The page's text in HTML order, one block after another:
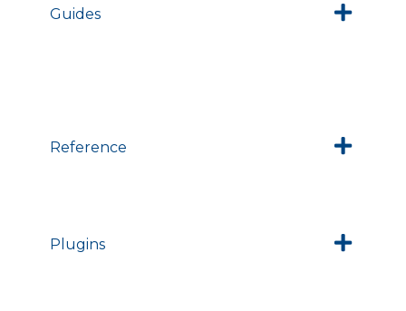
Guides
Reference
Plugins